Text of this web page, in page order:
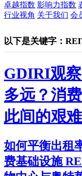
卓越指数 影响力指数
行业视角 关于我们 会
以下是关键字：
GDIRI观
多远？消费
此间的艰
如何平衡出租
费基础设施